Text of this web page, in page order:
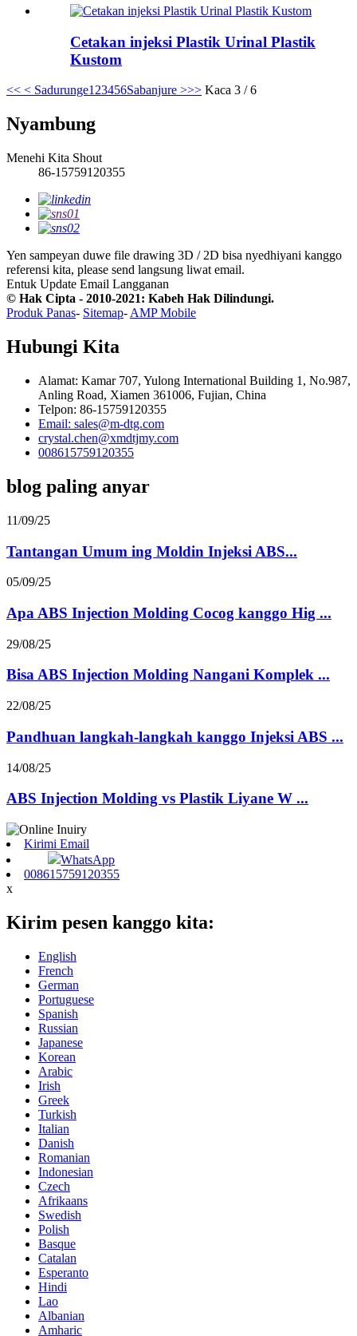
Cetakan injeksi Plastik Urinal Plastik
Kustom
<< < Sadurunge123456Sabanjure >>> Kaca 3 / 6
Nyambung
Menehi Kita Shout
86-15759120355
Yen sampeyan duwe file drawing 3D / 2D bisa nyedhiyani kanggo
referensi kita, please send langsung liwat email.
Entuk Update Email Langganan
© Hak Cipta - 2010-2021: Kabeh Hak Dilindungi.
Produk Panas- Sitemap- AMP Mobile
Hubungi Kita
Alamat: Kamar 707, Yulong International Building 1, No.987,
Anling Road, Xiamen 361006, Fujian, China
Telpon: 86-15759120355
Email: sales@m-dtg.com
crystal.chen@xmdtjmy.com
008615759120355
blog paling anyar
11/09/25
Tantangan Umum ing Moldin Injeksi ABS...
05/09/25
Apa ABS Injection Molding Cocog kanggo Hig ...
29/08/25
Bisa ABS Injection Molding Nangani Komplek ...
22/08/25
Pandhuan langkah-langkah kanggo Injeksi ABS ...
14/08/25
ABS Injection Molding vs Plastik Liyane W ...
Kirimi Email
WhatsApp
008615759120355
x
Kirim pesen kanggo kita:
English
French
German
Portuguese
Spanish
Russian
Japanese
Korean
Arabic
Irish
Greek
Turkish
Italian
Danish
Romanian
Indonesian
Czech
Afrikaans
Swedish
Polish
Basque
Catalan
Esperanto
Hindi
Lao
Albanian
Amharic